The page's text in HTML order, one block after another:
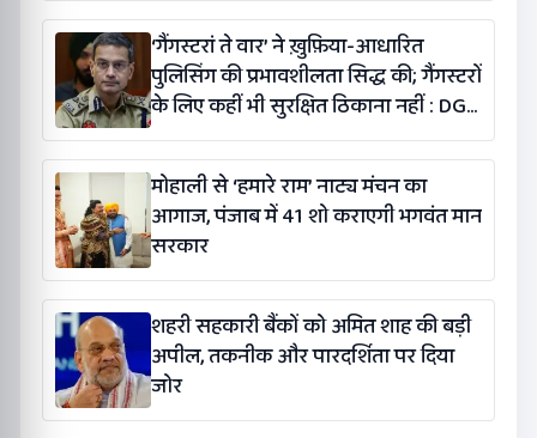
‘गैंगस्टरां ते वार’ ने ख़ुफ़िया-आधारित
पुलिसिंग की प्रभावशीलता सिद्ध की; गैंगस्टरों
के लिए कहीं भी सुरक्षित ठिकाना नहीं : DGP
गौरव यादव
मोहाली से ‘हमारे राम’ नाट्य मंचन का
आगाज, पंजाब में 41 शो कराएगी भगवंत मान
सरकार
शहरी सहकारी बैंकों को अमित शाह की बड़ी
अपील, तकनीक और पारदर्शिता पर दिया
जोर